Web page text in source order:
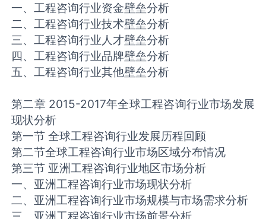
一、工程咨询行业资金壁垒分析
二、工程咨询行业技术壁垒分析
三、工程咨询行业人才壁垒分析
四、工程咨询行业品牌壁垒分析
五、工程咨询行业其他壁垒分析
第二章 2015-2017年全球工程咨询行业市场发展
现状分析
第一节 全球工程咨询行业发展历程回顾
第二节全球工程咨询行业市场区域分布情况
第三节 亚洲工程咨询行业地区市场分析
一、亚洲工程咨询行业市场现状分析
二、亚洲工程咨询行业市场规模与市场需求分析